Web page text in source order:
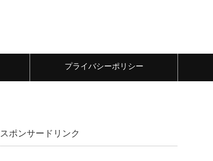
プライバシーポリシー
スポンサードリンク